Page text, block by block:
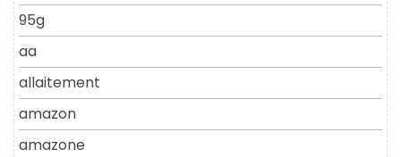
95g
aa
allaitement
amazon
amazone